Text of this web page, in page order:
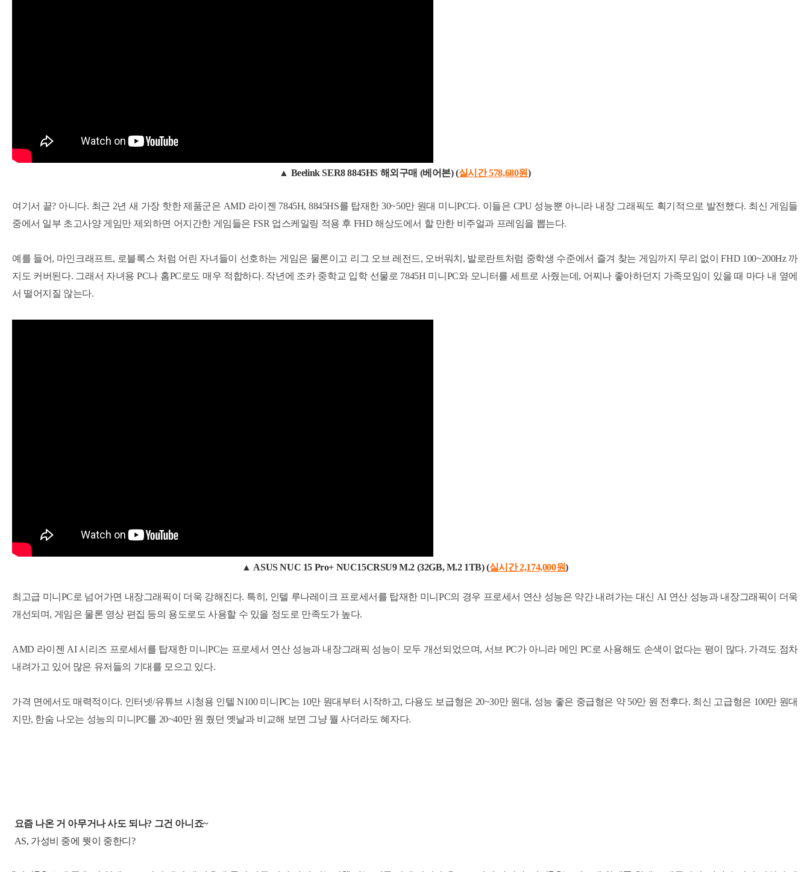
▲ Beelink SER8 8845HS 해외구매 (베어본) (실시간 578,680원)
여기서 끝? 아니다. 최근 2년 새 가장 핫한 제품군은 AMD 라이젠 7845H, 8845HS를 탑재한 30~50만 원대 미니PC다. 이들은 CPU 성능뿐 아니라 내장 그래픽도 획기적으로 발전했다. 최신 게임들
중에서 일부 초고사양 게임만 제외하면 어지간한 게임들은 FSR 업스케일링 적용 후 FHD 해상도에서 할 만한 비주얼과 프레임을 뽑는다.
예를 들어, 마인크래프트, 로블록스 처럼 어린 자녀들이 선호하는 게임은 물론이고 리그 오브 레전드, 오버워치, 발로란트처럼 중학생 수준에서 즐겨 찾는 게임까지 무리 없이 FHD 100~200Hz 까
지도 커버된다. 그래서 자녀용 PC나 홈PC로도 매우 적합하다. 작년에 조카 중학교 입학 선물로 7845H 미니PC와 모니터를 세트로 사줬는데, 어찌나 좋아하던지 가족모임이 있을 때 마다 내 옆에
서 떨어지질 않는다.
▲ ASUS NUC 15 Pro+ NUC15CRSU9 M.2 (32GB, M.2 1TB) (실시간 2,174,000원)
최고급 미니PC로 넘어가면 내장그래픽이 더욱 강해진다. 특히, 인텔 루나레이크 프로세서를 탑재한 미니PC의 경우 프로세서 연산 성능은 약간 내려가는 대신 AI 연산 성능과 내장그래픽이 더욱
개선되며, 게임은 물론 영상 편집 등의 용도로도 사용할 수 있을 정도로 만족도가 높다.
AMD 라이젠 AI 시리즈 프로세서를 탑재한 미니PC는 프로세서 연산 성능과 내장그래픽 성능이 모두 개선되었으며, 서브 PC가 아니라 메인 PC로 사용해도 손색이 없다는 평이 많다. 가격도 점차
내려가고 있어 많은 유저들의 기대를 모으고 있다.
가격 면에서도 매력적이다. 인터넷/유튜브 시청용 인텔 N100 미니PC는 10만 원대부터 시작하고, 다용도 보급형은 20~30만 원대, 성능 좋은 중급형은 약 50만 원 전후다. 최신 고급형은 100만 원대
지만, 한숨 나오는 성능의 미니PC를 20~40만 원 줬던 옛날과 비교해 보면 그냥 뭘 사더라도 혜자다.
요즘 나온 거 아무거나 사도 되나? 그건 아니죠~
AS, 가성비 중에 뭣이 중한디?